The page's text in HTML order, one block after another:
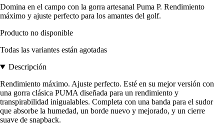
Domina en el campo con la gorra artesanal Puma P. Rendimiento
máximo y ajuste perfecto para los amantes del golf.
Producto no disponible
Todas las variantes están agotadas
Descripción
Rendimiento máximo. Ajuste perfecto. Esté en su mejor versión con
una gorra clásica PUMA diseñada para un rendimiento y
transpirabilidad inigualables. Completa con una banda para el sudor
que absorbe la humedad, un borde nuevo y mejorado, y un cierre
suave de snapback.